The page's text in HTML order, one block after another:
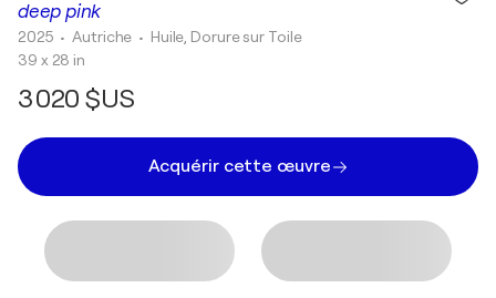
deep pink
2025 • Autriche • Huile, Dorure sur Toile
39 x 28 in
3 020 $US
Acquérir cette œuvre